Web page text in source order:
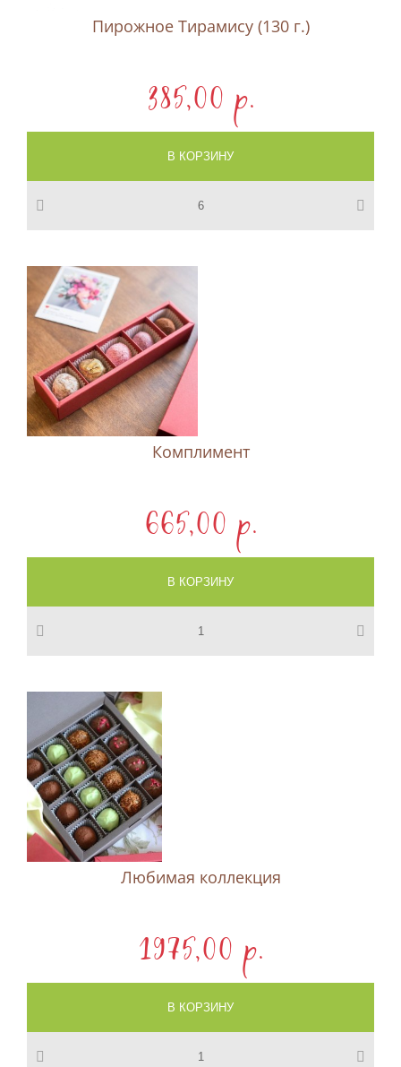
Пирожное Тирамису (130 г.)
385,00 p.
Комплимент
665,00 p.
Любимая коллекция
1975,00 p.